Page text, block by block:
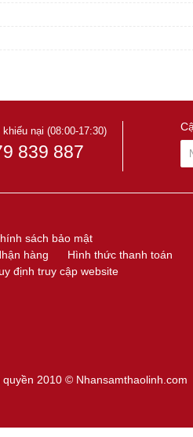
khiếu nại (08:00-17:30)
839 887
sách bảo mật
hàng
Hình thức thanh toán
định truy cập website
quyền 2010 © Nhansamthaolinh.com